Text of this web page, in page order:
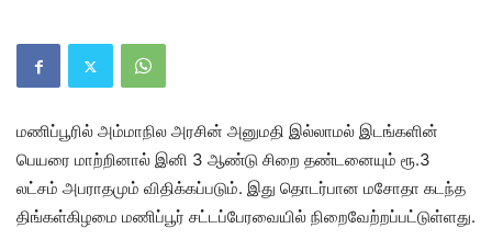
மணிப்பூரில் அம்மாநில அரசின் அனுமதி இல்லாமல் இடங்களின்
பெயரை மாற்றினால் இனி 3 ஆண்டு சிறை தண்டனையும் ரூ.3
லட்சம் அபராதமும் விதிக்கப்படும். இது தொடர்பான மசோதா கடந்த
திங்கள்கிழமை மணிப்பூர் சட்டப்பேரவையில் நிறைவேற்றப்பட்டுள்ளது.